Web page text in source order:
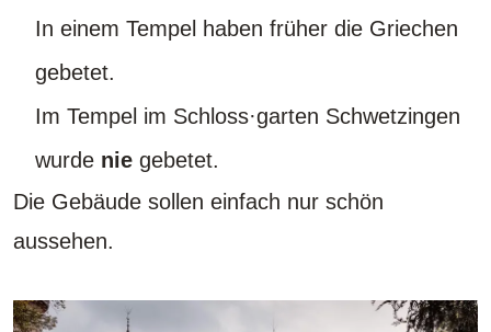
In einem Tempel haben früher die Griechen
gebetet.
Im Tempel im Schloss·garten Schwetzingen
wurde nie gebetet.
Die Gebäude sollen einfach nur schön
aussehen.